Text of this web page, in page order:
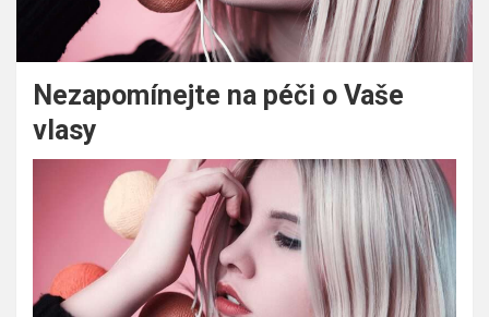
Nezapomínejte na péči o Vaše
vlasy